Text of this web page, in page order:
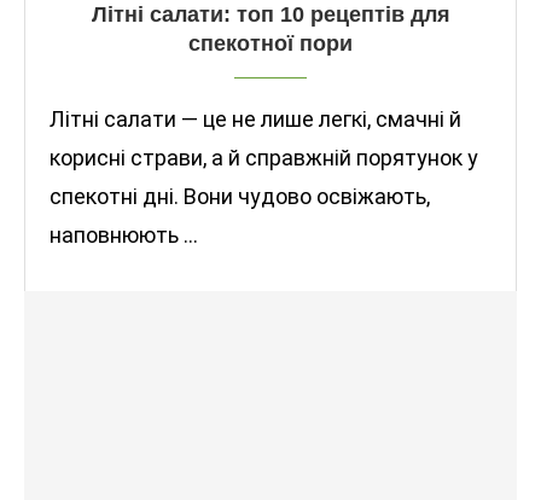
Літні салати: топ 10 рецептів для
спекотної пори
Літні салати — це не лише легкі, смачні й
корисні страви, а й справжній порятунок у
спекотні дні. Вони чудово освіжають,
наповнюють …